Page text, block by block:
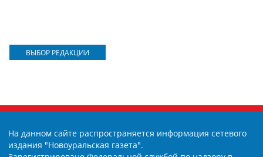
ВЫБОР РЕДАКЦИИ
На данном сайте распространяется информация сетевого
издания "Новоуральская газета".